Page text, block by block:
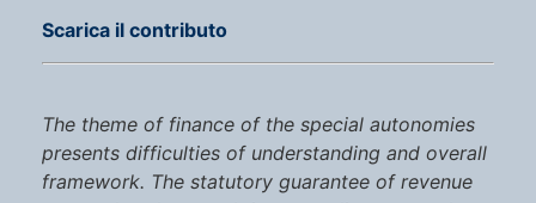
Scarica il contributo
The theme of finance of the special autonomies
presents difficulties of understanding and overall
framework. The statutory guarantee of revenue